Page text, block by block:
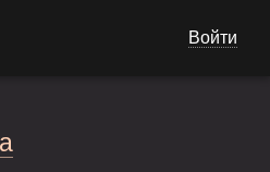
Войти